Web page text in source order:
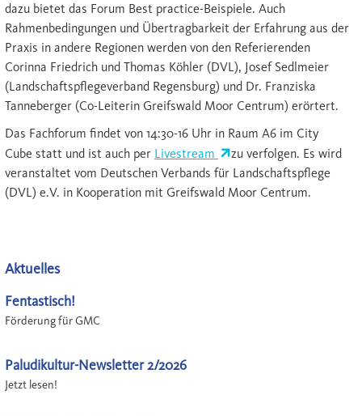
dazu bietet das Forum Best practice-Beispiele. Auch
Rahmenbedingungen und Übertragbarkeit der Erfahrung aus der
Praxis in andere Regionen werden von den Referierenden
Corinna Friedrich und Thomas Köhler (DVL), Josef Sedlmeier
(Landschaftspflegeverband Regensburg) und Dr. Franziska
Tanneberger (Co-Leiterin Greifswald Moor Centrum) erörtert.
Das Fachforum findet von 14:30-16 Uhr in Raum A6 im City
Cube statt und ist auch per Livestream
zu verfolgen. Es wird
veranstaltet vom Deutschen Verbands für Landschaftspflege
(DVL) e.V. in Kooperation mit Greifswald Moor Centrum.
Aktuelles
Fentastisch!
Förderung für GMC
Paludikultur-Newsletter 2/2026
Jetzt lesen!